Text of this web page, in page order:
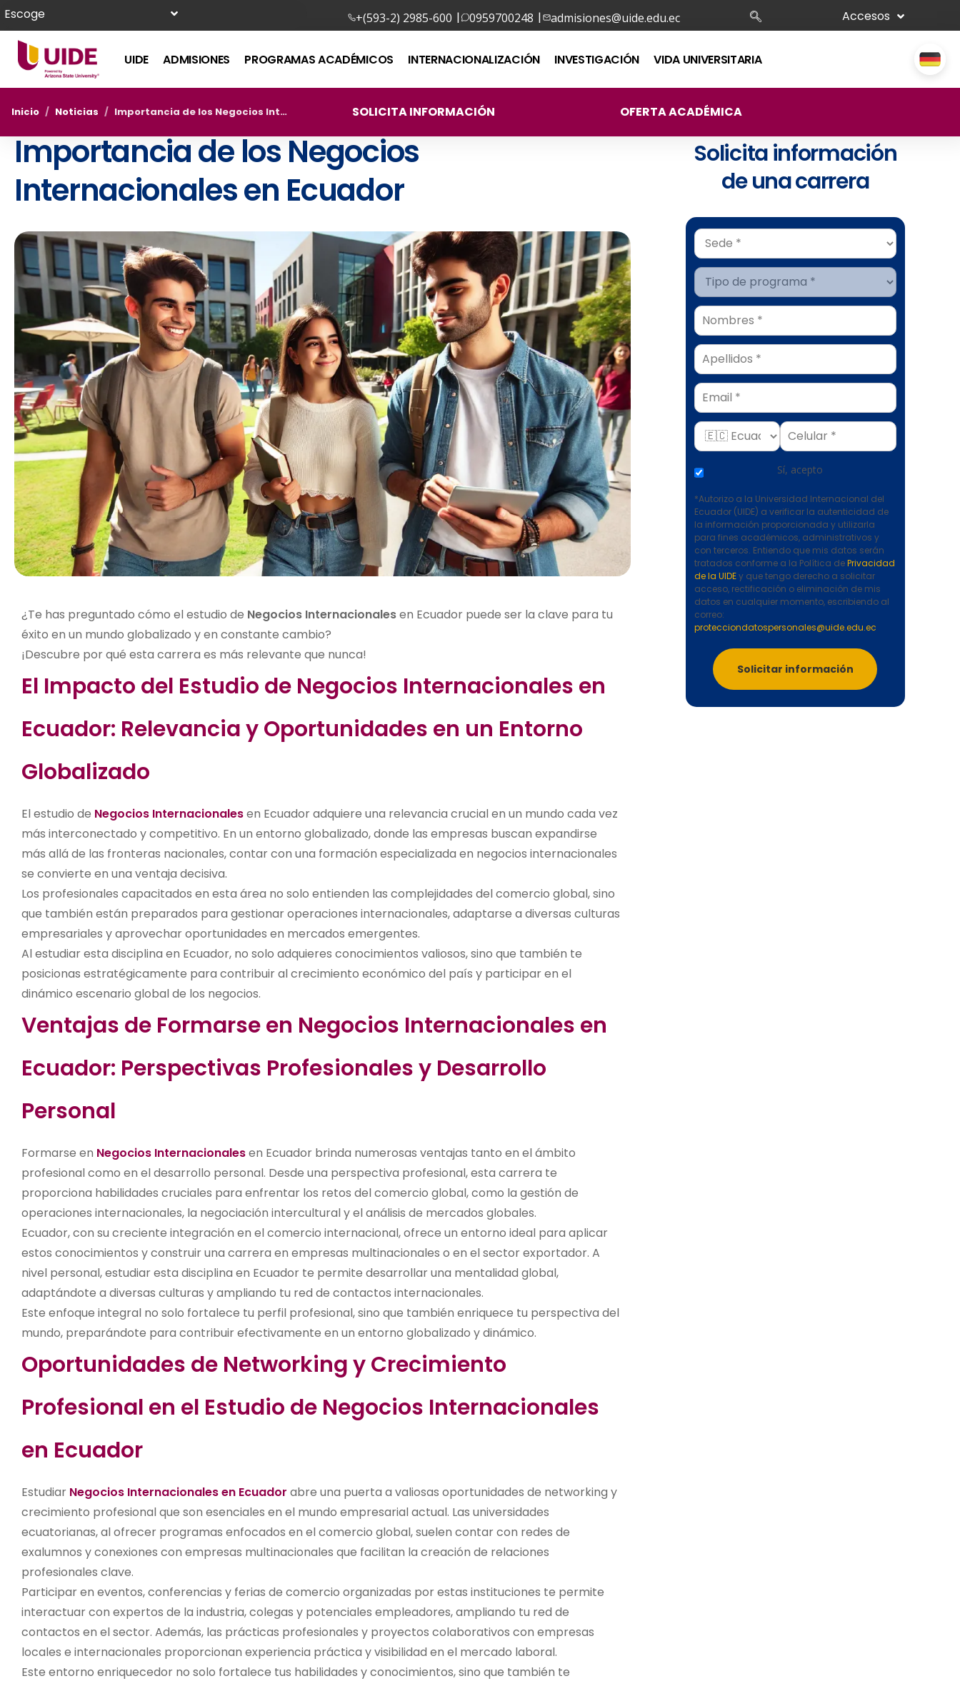
Escoge +(593-2) 2985-600 | 0959700248 | admisiones@uide.edu.ec Accesos
UIDE ADMISIONES PROGRAMAS ACADÉMICOS INTERNACIONALIZACIÓN INVESTIGACIÓN VIDA UNIVERSITARIA
Inicio / Noticias / Importancia de los Negocios Internacionales en Ecuador SOLICITA INFORMACIÓN OFERTA ACADÉMICA
Importancia de los Negocios
Internacionales en Ecuador
¿Te has preguntado cómo el estudio de Negocios Internacionalesen Ecuador puede ser la clave para tu
éxito en un mundo globalizado y en constante cambio?
¡Descubre por qué esta carrera es más relevante que nunca!
El Impacto del Estudio de Negocios Internacionales en
Ecuador: Relevancia y Oportunidades en un Entorno
Globalizado
El estudio de Negocios Internacionalesen Ecuador adquiere una relevancia crucial en un mundo cada vez
más interconectado y competitivo. En un entorno globalizado, donde las empresas buscan expandirse
más allá de las fronteras nacionales, contar con una formación especializada en negocios internacionales
se convierte en una ventaja decisiva.
Los profesionales capacitados en esta área no solo entienden las complejidades del comercio global, sino
que también están preparados para gestionar operaciones internacionales, adaptarse a diversas culturas
empresariales y aprovechar oportunidades en mercados emergentes.
Al estudiar esta disciplina en Ecuador, no solo adquieres conocimientos valiosos, sino que también te
posicionas estratégicamente para contribuir al crecimiento económico del país y participar en el
dinámico escenario global de los negocios.
Ventajas de Formarse en Negocios Internacionales en
Ecuador: Perspectivas Profesionales y Desarrollo
Personal
Formarse en Negocios Internacionalesen Ecuador brinda numerosas ventajas tanto en el ámbito
profesional como en el desarrollo personal. Desde una perspectiva profesional, esta carrera te
proporciona habilidades cruciales para enfrentar los retos del comercio global, como la gestión de
operaciones internacionales, la negociación intercultural y el análisis de mercados globales.
Ecuador, con su creciente integración en el comercio internacional, ofrece un entorno ideal para aplicar
estos conocimientos y construir una carrera en empresas multinacionales o en el sector exportador. A
nivel personal, estudiar esta disciplina en Ecuador te permite desarrollar una mentalidad global,
adaptándote a diversas culturas y ampliando tu red de contactos internacionales.
Este enfoque integral no solo fortalece tu perfil profesional, sino que también enriquece tu perspectiva del
mundo, preparándote para contribuir efectivamente en un entorno globalizado y dinámico.
Oportunidades de Networking y Crecimiento
Profesional en el Estudio de Negocios Internacionales
en Ecuador
Estudiar Negocios Internacionales en Ecuador abre una puerta a valiosas oportunidades de networking y
crecimiento profesional que son esenciales en el mundo empresarial actual. Las universidades
ecuatorianas, al ofrecer programas enfocados en el comercio global, suelen contar con redes de
exalumnos y conexiones con empresas multinacionales que facilitan la creación de relaciones
profesionales clave.
Participar en eventos, conferencias y ferias de comercio organizadas por estas instituciones te permite
interactuar con expertos de la industria, colegas y potenciales empleadores, ampliando tu red de
contactos en el sector. Además, las prácticas profesionales y proyectos colaborativos con empresas
locales e internacionales proporcionan experiencia práctica y visibilidad en el mercado laboral.
Este entorno enriquecedor no solo fortalece tus habilidades y conocimientos, sino que también te
Solicita información
de una carrera
Email
Sí, acepto
*Autorizo a la Universidad Internacional del
Ecuador (UIDE) a verificar la autenticidad de
la información proporcionada y utilizarla
para fines académicos, administrativos y
con terceros. Entiendo que mis datos serán
tratados conforme a la Política dePrivacidad
de la UIDEy que tengo derecho a solicitar
acceso, rectificación o eliminación de mis
datos en cualquier momento, escribiendo al
correo:
protecciondatospersonales@uide.edu.ec
Solicitar información